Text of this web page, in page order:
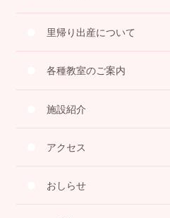
里帰り出産について
各種教室のご案内
施設紹介
アクセス
おしらせ